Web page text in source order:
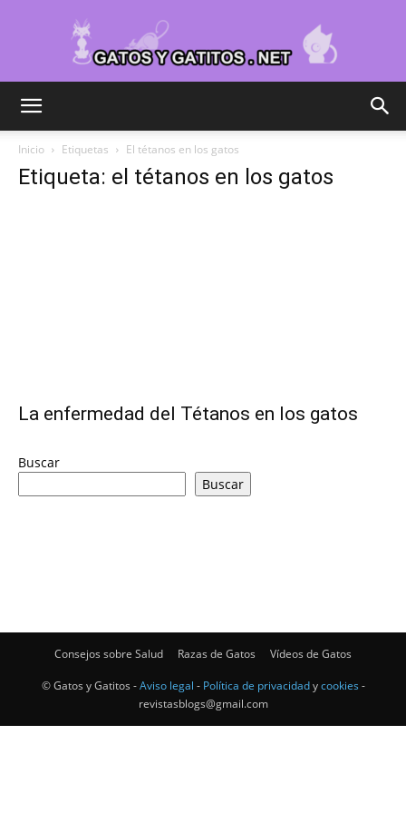
Inicio Etiquetas El tétanos en los gatos
Etiqueta: el tétanos en los gatos
La enfermedad del Tétanos en los gatos
Buscar
Buscar
Consejos sobre Salud Razas de Gatos Vídeos de Gatos
© Gatos y Gatitos -Aviso legal - Política de privacidadycookies -
revistasblogs@gmail.com